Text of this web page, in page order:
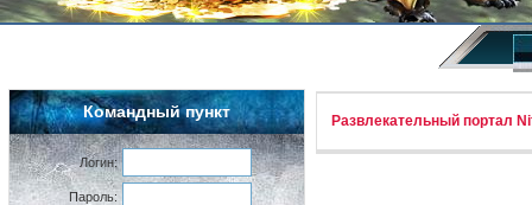
Командный пункт
Логин:
Пароль:
Развлекательный портал